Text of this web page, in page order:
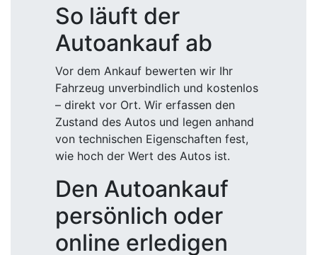
So läuft der
Autoankauf ab
Vor dem Ankauf bewerten wir Ihr
Fahrzeug unverbindlich und kostenlos
– direkt vor Ort. Wir erfassen den
Zustand des Autos und legen anhand
von technischen Eigenschaften fest,
wie hoch der Wert des Autos ist.
Den Autoankauf
persönlich oder
online erledigen